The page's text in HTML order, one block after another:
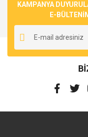
KAMPANYA
E-